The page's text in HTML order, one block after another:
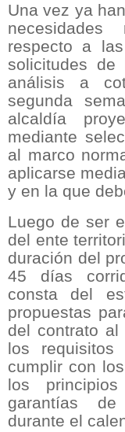
Una vez ya
respecto a
solicitudes de
análisis a
segunda
alcaldía
mediante
al marco
aplicarse
y en la que
Luego de ser
del ente
duración del
45 días
consta del
propuestas
del contrato al
los requisitos
cumplir con
los
garantías
durante el